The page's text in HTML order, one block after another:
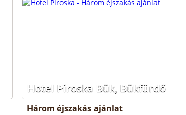
Hotel Piroska Bük, Bükfürdő
Három éjszakás ajánlat